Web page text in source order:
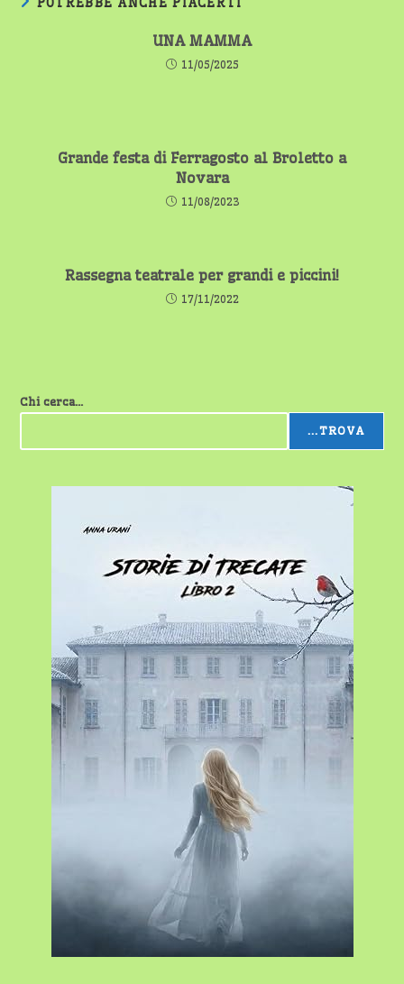
UNA MAMMA
11/05/2025
Grande festa di Ferragosto al Broletto a
Novara
11/08/2023
Rassegna teatrale per grandi e piccini!
17/11/2022
Chi cerca...
...TROVA